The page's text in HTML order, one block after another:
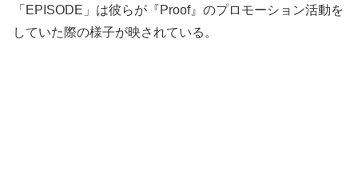
「EPISODE」は彼らが『Proof』のプロモーション活動を
していた際の様子が映されている。